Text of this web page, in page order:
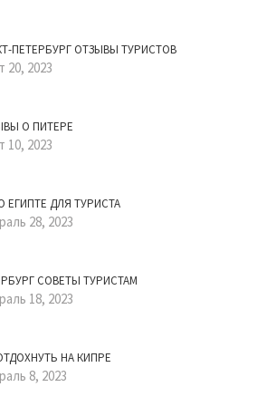
ПЕТЕРБУРГ ОТЗЫВЫ ТУРИСТОВ
20, 2023
О ПИТЕРЕ
10, 2023
ЕГИПТЕ ДЛЯ ТУРИСТА
28, 2023
СОВЕТЫ ТУРИСТАМ
18, 2023
НА КИПРЕ
8, 2023